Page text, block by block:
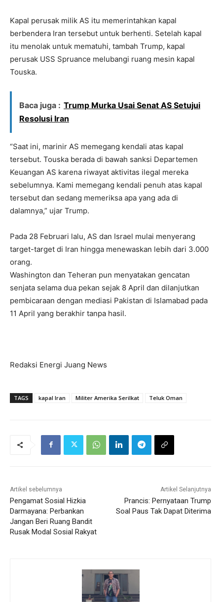
Kapal perusak milik AS itu memerintahkan kapal
berbendera Iran tersebut untuk berhenti. Setelah kapal
itu menolak untuk mematuhi, tambah Trump, kapal
perusak USS Spruance melubangi ruang mesin kapal
Touska.
Baca juga : Trump Murka Usai Senat AS Setujui
Resolusi Iran
“Saat ini, marinir AS memegang kendali atas kapal
tersebut. Touska berada di bawah sanksi Departemen
Keuangan AS karena riwayat aktivitas ilegal mereka
sebelumnya. Kami memegang kendali penuh atas kapal
tersebut dan sedang memeriksa apa yang ada di
dalamnya,” ujar Trump.
Pada 28 Februari lalu, AS dan Israel mulai menyerang
target-target di Iran hingga menewaskan lebih dari 3.000
orang.
Washington dan Teheran pun menyatakan gencatan
senjata selama dua pekan sejak 8 April dan dilanjutkan
pembicaraan dengan mediasi Pakistan di Islamabad pada
11 April yang berakhir tanpa hasil.
Redaksi Energi Juang News
TAGS kapal Iran Militer Amerika Serilkat Teluk Oman
Artikel sebelumnya
Pengamat Sosial Hizkia
Darmayana: Perbankan
Jangan Beri Ruang Bandit
Rusak Modal Sosial Rakyat
Artikel Selanjutnya
Prancis: Pernyataan Trump
Soal Paus Tak Dapat Diterima